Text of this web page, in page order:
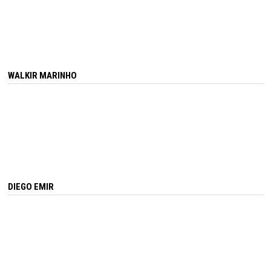
WALKIR MARINHO
DIEGO EMIR